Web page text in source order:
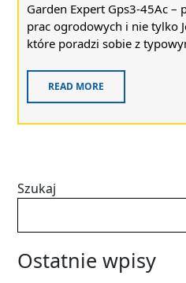
Garden Expert Gps3-45Ac –
prac ogrodowych i nie tylko
które poradzi sobie z
READ MORE
Szukaj
Ostatnie wpisy